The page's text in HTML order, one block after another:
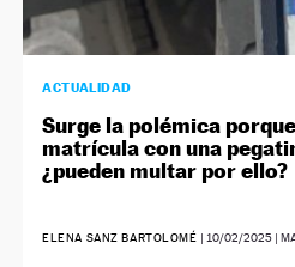
ACTUALIDAD
Surge la polémica
matrícula con una
¿pueden multar por ello?
ELENA SANZ BARTOLOMÉ | 10/02/2025|